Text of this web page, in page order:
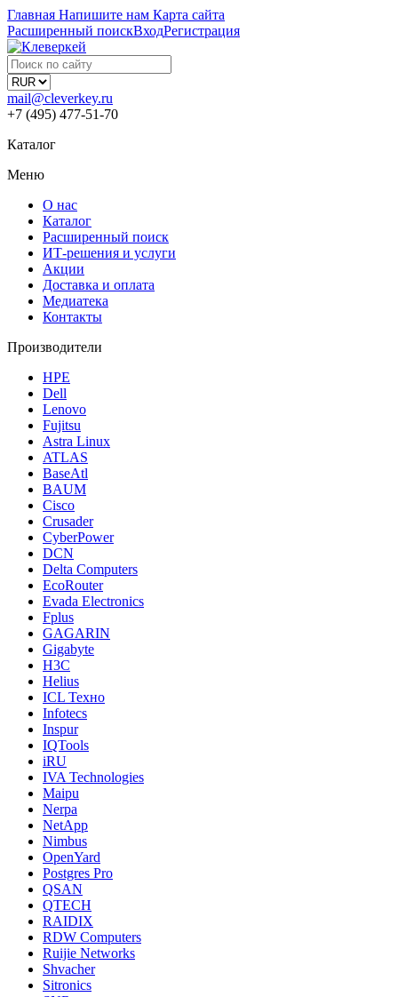
Главная Напишите нам Карта сайта
Расширенный поискВходРегистрация
mail@cleverkey.ru
+7 (495) 477-51-70
Каталог
Меню
О нас
Каталог
Расширенный поиск
ИТ-решения и услуги
Акции
Доставка и оплата
Медиатека
Контакты
Производители
HPE
Dell
Lenovo
Fujitsu
Astra Linux
ATLAS
BaseAtl
BAUM
Cisco
Crusader
CyberPower
DCN
Delta Computers
EcoRouter
Evada Electronics
Fplus
GAGARIN
Gigabyte
H3C
Helius
ICL Техно
Infotecs
Inspur
IQTools
iRU
IVA Technologies
Maipu
Nerpa
NetApp
Nimbus
OpenYard
Postgres Pro
QSAN
QTECH
RAIDIX
RDW Computers
Ruijie Networks
Shvacher
Sitronics